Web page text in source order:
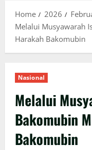
Home 2026
Melalui Musyawarah
Harakah Bakomubin
Nasional
Melalui
Bakomubin
Bakomubin